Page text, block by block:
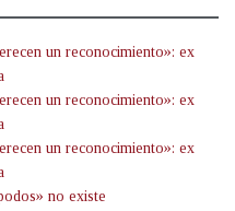
un reconocimiento»: ex
un reconocimiento»: ex
un reconocimiento»: ex
no existe